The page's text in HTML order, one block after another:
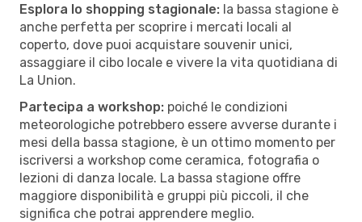
Esplora lo shopping stagionale: la bassa stagione è
anche perfetta per scoprire i mercati locali al
coperto, dove puoi acquistare souvenir unici,
assaggiare il cibo locale e vivere la vita quotidiana di
La Union.
Partecipa a workshop: poiché le condizioni
meteorologiche potrebbero essere avverse durante i
mesi della bassa stagione, è un ottimo momento per
iscriversi a workshop come ceramica, fotografia o
lezioni di danza locale. La bassa stagione offre
maggiore disponibilità e gruppi più piccoli, il che
significa che potrai apprendere meglio.